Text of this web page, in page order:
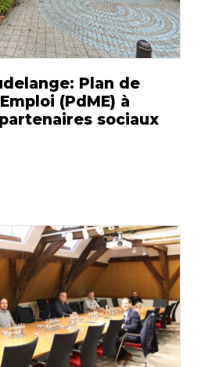
Plan de
(PdME) à
sociaux